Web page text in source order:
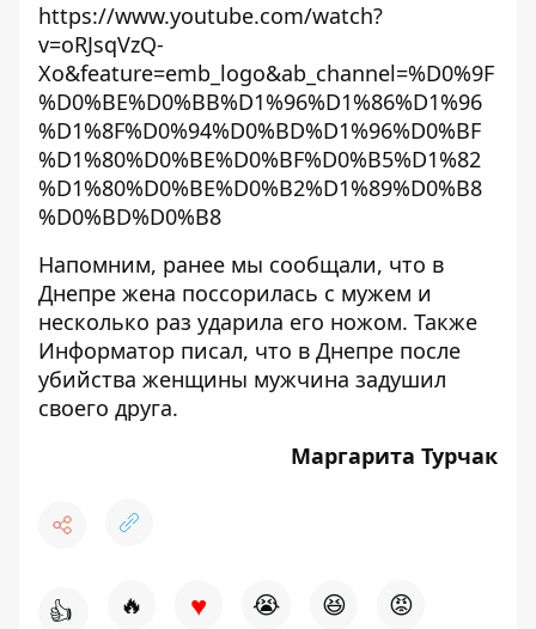
https://www.youtube.com/watch?
v=oRJsqVzQ-
Xo&feature=emb_logo&ab_channel=%D0%9F
%D0%BE%D0%BB%D1%96%D1%86%D1%96
%D1%8F%D0%94%D0%BD%D1%96%D0%BF
%D1%80%D0%BE%D0%BF%D0%B5%D1%82
%D1%80%D0%BE%D0%B2%D1%89%D0%B8
%D0%BD%D0%B8
Напомним, ранее мы сообщали, что в
Днепре жена поссорилась с мужем и
несколько раз ударила его ножом. Также
Информатор писал, что в Днепре после
убийства женщины мужчина задушил
своего друга.
Маргарита Турчак
👍 🔥 ♥ 😭 😆 😡